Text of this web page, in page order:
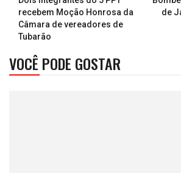
recebem Moção Honrosa da
Câmara de vereadores de
Tubarão
de
VOCÊ PODE GOSTAR